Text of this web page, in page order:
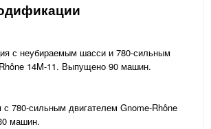
с неубираемым шасси и 780-сильным
14M-11. Выпущено 90 машин.
с 780-сильным двигателем Gnome-Rhône
машин.